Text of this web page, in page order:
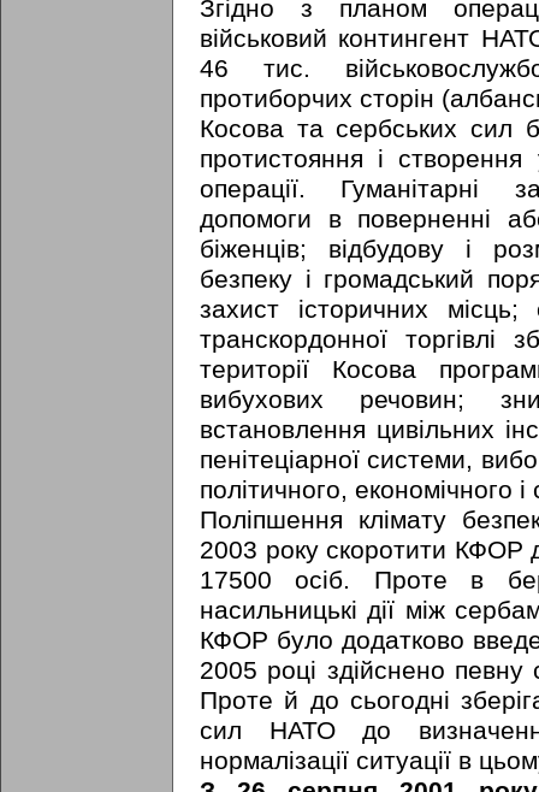
Згідно з планом
військовий контингент
46 тис.
протиборчих сторін
Косова та сербських сил
протистояння і
операції. Гуманітарні
допомоги в поверненні
біженців; відбудову і
безпеку і громадський
захист історичних
транскордонної торгівлі
території Косова
вибухових речовин;
встановлення цивільних
пенітеціарної системи,
політичного, економічного
Поліпшення клімату
2003 року скоротити КФОР
17500 осіб. Проте в
насильницькі дії між
КФОР було додатково
2005 році здійснено певну
Проте й до сьогодні
сил НАТО до
нормалізації ситуації в